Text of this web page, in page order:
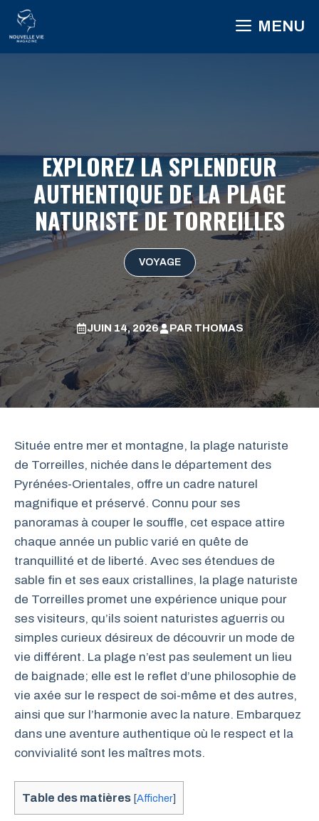
Aller
contenu
MENU
EXPLOREZ LA SPLENDEUR
AUTHENTIQUE DE LA PLAGE
NATURISTE DE TORREILLES
VOYAGE
JUIN 14, 2026 PAR THOMAS
Située entre mer et montagne, la plage naturiste
de Torreilles, nichée dans le département des
Pyrénées-Orientales, offre un cadre naturel
magnifique et préservé. Connu pour ses
panoramas à couper le souffle, cet espace attire
chaque année un public varié en quête de
tranquillité et de liberté. Avec ses étendues de
sable fin et ses eaux cristallines, la plage naturiste
de Torreilles promet une expérience unique pour
ses visiteurs, qu’ils soient naturistes aguerris ou
simples curieux désireux de découvrir un mode de
vie différent. La plage n’est pas seulement un lieu
de baignade; elle est le reflet d’une philosophie de
vie axée sur le respect de soi-même et des autres,
ainsi que sur l’harmonie avec la nature. Embarquez
dans une aventure authentique où le respect et la
convivialité sont les maîtres mots.
Table des matières [Afficher]